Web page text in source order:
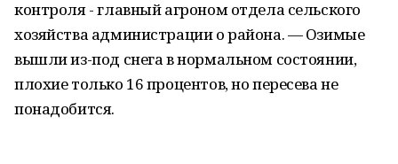
контроля - главный агроном отдела сельского
хозяйства администрации о района. — Озимые
вышли из-под снега в нормальном состоянии,
плохие только 16 процентов, но пересева не
понадобится.